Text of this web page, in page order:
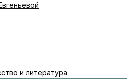
и литература